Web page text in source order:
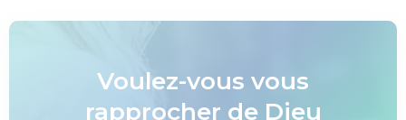
Voulez-vous vous
rapprocher de Dieu